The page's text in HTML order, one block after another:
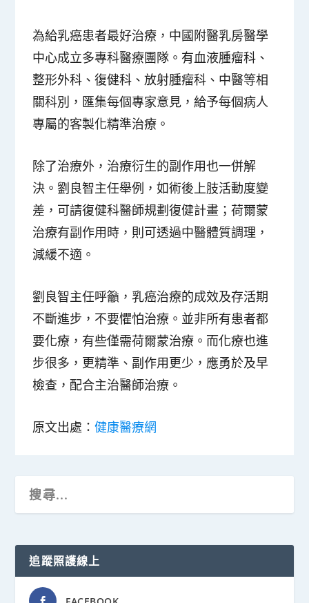
為給乳癌患者最好治療，中國附醫乳房醫學
中心成立多專科醫療團隊。有血液腫瘤科、
整形外科、復健科、放射腫瘤科、中醫等相
關科別，匯集每個專家意見，給予每個病人
專屬的客製化精準治療。
除了治療外，治療衍生的副作用也一併解
決。劉良智主任舉例，如術後上肢活動度變
差，可請復健科醫師規劃復健計畫；荷爾蒙
治療有副作用時，則可透過中醫體質調理，
減緩不適。
劉良智主任呼籲，乳癌治療的成效及存活期
不斷進步，不要懼怕治療。並非所有患者都
要化療，有些僅需荷爾蒙治療。而化療也進
步很多，更精準、副作用更少，應勇於及早
檢查，配合主治醫師治療。
原文出處：健康醫療網
追蹤照護線上